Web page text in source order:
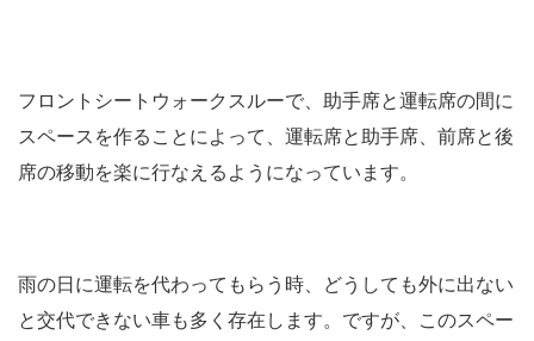
フロントシートウォークスルーで、助手席と運転席の間に
スペースを作ることによって、運転席と助手席、前席と後
席の移動を楽に行なえるようになっています。
雨の日に運転を代わってもらう時、どうしても外に出ない
と交代できない車も多く存在します。ですが、このスペー